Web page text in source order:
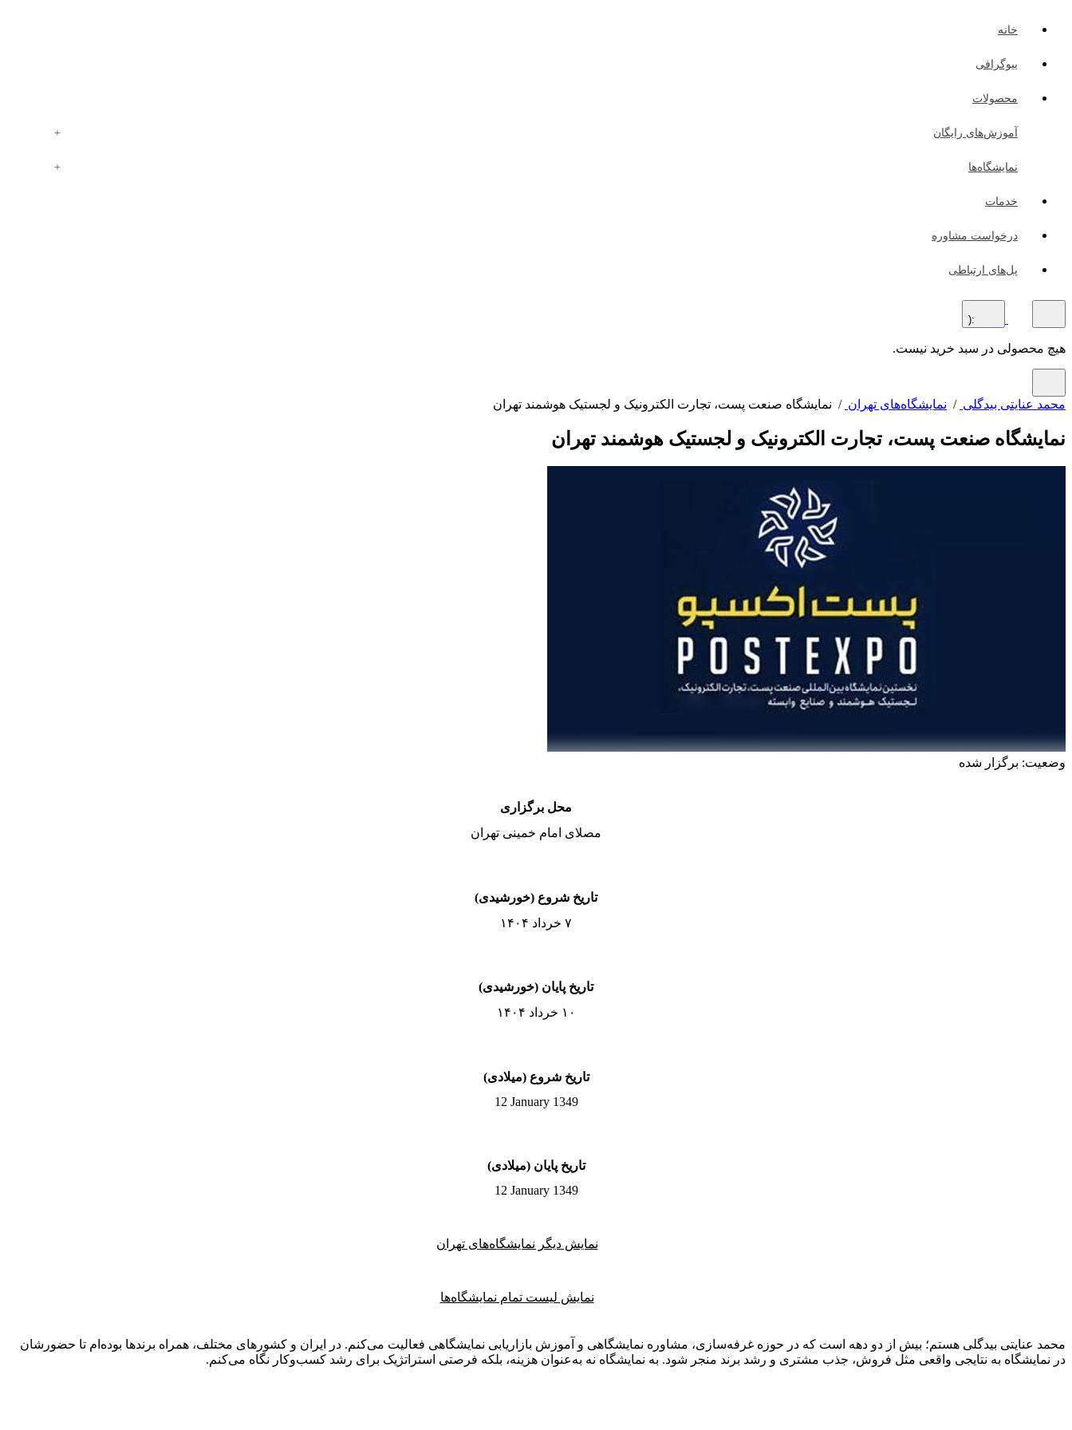
خانه
بیوگرافی
محصولات
آموزش‌های رایگان
نمایشگاه‌ها
خدمات
درخواست مشاوره
پل‌های ارتباطی
:(
هیچ محصولی در سبد خرید نیست.
محمد عنایتی بیدگلی / نمایشگاه‌های تهران / نمایشگاه صنعت پست، تجارت الکترونیک و لجستیک هوشمند تهران
نمایشگاه صنعت پست، تجارت الکترونیک و لجستیک هوشمند تهران
وضعیت: برگزار شده
محل برگزاری
مصلای امام خمینی تهران
تاریخ شروع (خورشیدی)
۷ خرداد ۱۴۰۴
تاریخ پایان (خورشیدی)
۱۰ خرداد ۱۴۰۴
تاریخ شروع (میلادی)
12 January 1349
تاریخ پایان (میلادی)
12 January 1349
نمایش دیگر نمایشگاه‌های تهران
نمایش لیست تمام نمایشگاه‌ها
محمد عنایتی بیدگلی هستم؛ بیش از دو دهه است که در حوزه غرفه‌سازی، مشاوره نمایشگاهی و آموزش بازاریابی نمایشگاهی فعالیت می‌کنم. در ایران و کشورهای مختلف، همراه برندها بوده‌ام تا حضورشان
در نمایشگاه به نتایجی واقعی مثل فروش، جذب مشتری و رشد برند منجر شود. به نمایشگاه نه به‌عنوان هزینه، بلکه فرصتی استراتژیک برای رشد کسب‌وکار نگاه می‌کنم.